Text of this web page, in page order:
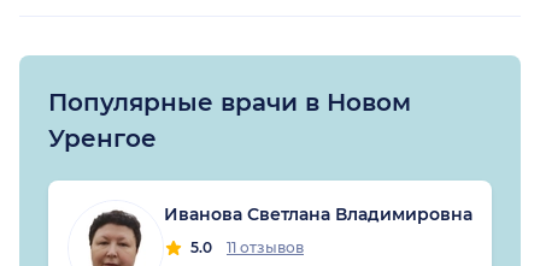
Популярные врачи в Новом
Уренгое
Иванова Светлана Владимировна
5.0
11 отзывов